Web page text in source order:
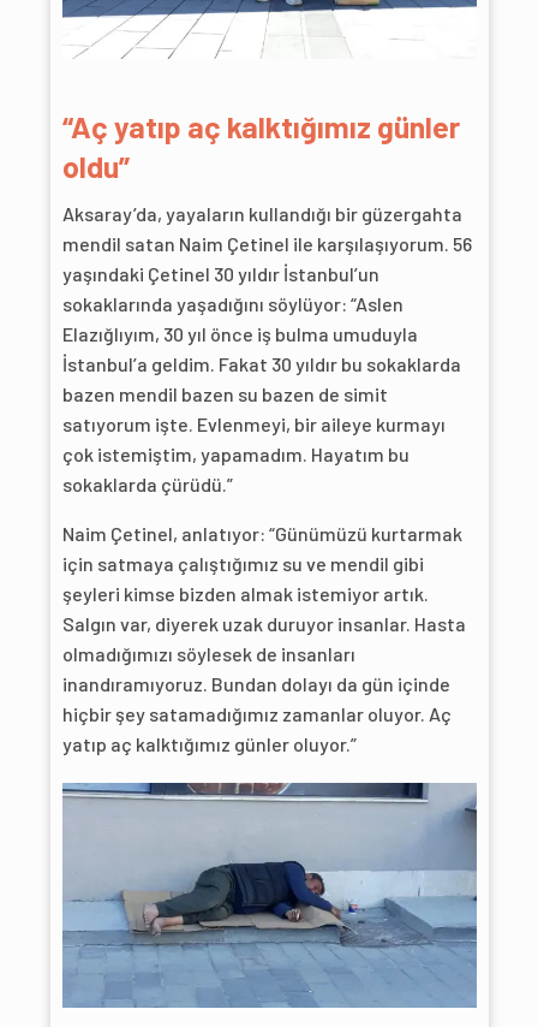
“Aç yatıp aç kalktığımız günler
oldu”
Aksaray’da, yayaların kullandığı bir güzergahta
mendil satan Naim Çetinel ile karşılaşıyorum. 56
yaşındaki Çetinel 30 yıldır İstanbul’un
sokaklarında yaşadığını söylüyor: “Aslen
Elazığlıyım, 30 yıl önce iş bulma umuduyla
İstanbul’a geldim. Fakat 30 yıldır bu sokaklarda
bazen mendil bazen su bazen de simit
satıyorum işte. Evlenmeyi, bir aileye kurmayı
çok istemiştim, yapamadım. Hayatım bu
sokaklarda çürüdü.”
Naim Çetinel, anlatıyor: “Günümüzü kurtarmak
için satmaya çalıştığımız su ve mendil gibi
şeyleri kimse bizden almak istemiyor artık.
Salgın var, diyerek uzak duruyor insanlar. Hasta
olmadığımızı söylesek de insanları
inandıramıyoruz. Bundan dolayı da gün içinde
hiçbir şey satamadığımız zamanlar oluyor. Aç
yatıp aç kalktığımız günler oluyor.”